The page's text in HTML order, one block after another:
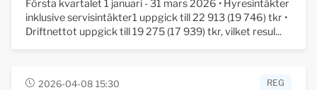
Första kvartalet 1 januari - 31 mars 2026 • Hyresintäkter
inklusive servisintäkter1 uppgick till 22 913 (19 746) tkr •
Driftnettot uppgick till 19 275 (17 939) tkr, vilket resul...
2026-04-08 15:30 REG